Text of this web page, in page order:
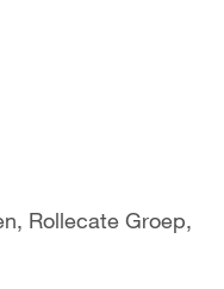
Rollecate Groep,